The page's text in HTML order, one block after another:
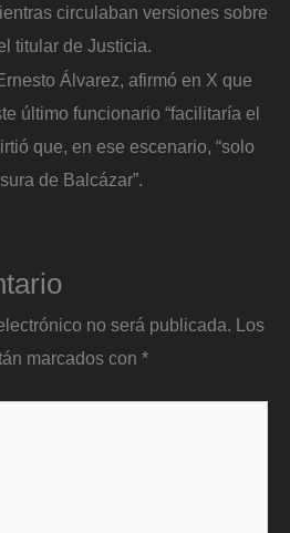
circulaban versiones sobre
titular de Justicia.
Álvarez, afirmó en X que
último funcionario “facilitaría el
que, en ese escenario, “solo
de Balcázar”.
no será publicada. Los
marcados con *